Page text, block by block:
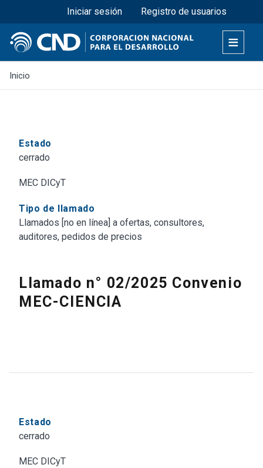
Pasar
al
contenido
principal
Menú superior
Iniciar sesión Registro de usuarios
Inicio
Estado
cerrado
MEC DICyT
Tipo de llamado
Llamados [no en línea] a ofertas, consultores,
auditores, pedidos de precios
Llamado n° 02/2025 Convenio
MEC-CIENCIA
Estado
cerrado
MEC DICyT